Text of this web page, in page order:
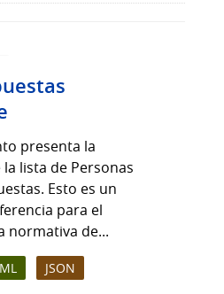
presenta la
lista de Personas
Esto es un
para el
normativa de...
JSON